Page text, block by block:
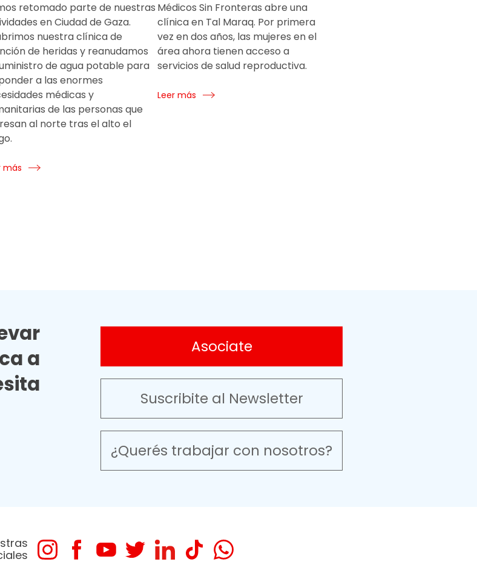
retomado parte de nuestras
en Ciudad de Gaza.
nuestra clínica de
de heridas y reanudamos
de agua potable para
a las enormes
médicas y
de las personas que
al norte tras el alto el
más
Médicos Sin Fronteras abre una
clínica en Tal Maraq. Por primera
vez en dos años, las mujeres en el
área ahora tienen acceso a
servicios de salud reproductiva.
Leer más
a
Asociate
Suscribite al Newsletter
¿Querés trabajar con nosotros?